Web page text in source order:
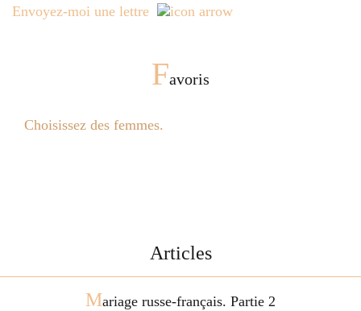
Envoyez-moi une lettre
Favoris
Choisissez des femmes.
Articles
Mariage russe-français. Partie 2